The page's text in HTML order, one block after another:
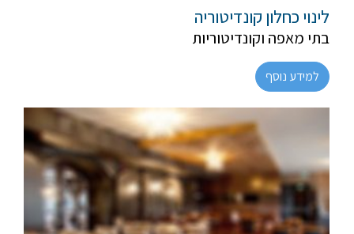
לינוי כחלון קונדיטוריה
בתי מאפה וקונדיטוריות
למידע נוסף